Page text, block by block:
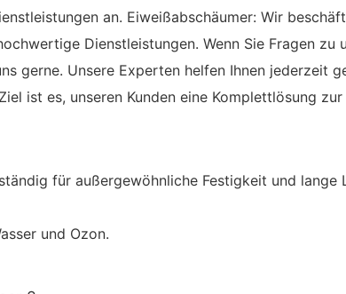
an. Eiweißabschäumer: Wir
Dienstleistungen. Wenn Sie Fragen
gerne. Unsere Experten helfen Ihnen jederzeit
ist es, unseren Kunden eine Komplettlösung
für außergewöhnliche Festigkeit und lange
und Ozon.